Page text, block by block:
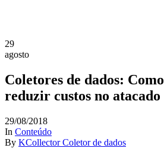
29
agosto
Coletores de dados: Como
reduzir custos no atacado
29/08/2018
In Conteúdo
By KCollector Coletor de dados